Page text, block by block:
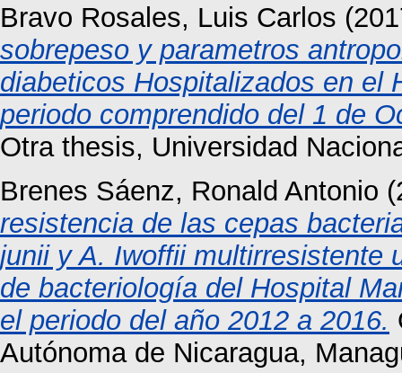
Bravo Rosales, Luis Carlos
sobrepeso y parametros
diabeticos Hospitalizados en el
periodo comprendido del 1 de
Otra thesis, Universidad
Brenes Sáenz, Ronald Antonio
resistencia de las cepas
junii y A. Iwoffii multirresistente
de bacteriología del Hospital
el periodo del año 2012 a 2016.
Autónoma de Nicaragua,